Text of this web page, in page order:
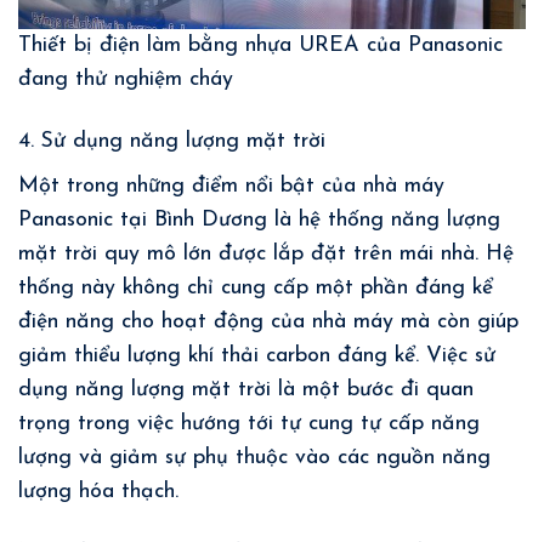
Thiết bị điện làm bằng nhựa UREA của Panasonic
đang thử nghiệm cháy
4. Sử dụng năng lượng mặt trời
Một trong những điểm nổi bật của nhà máy
Panasonic tại Bình Dương là hệ thống năng lượng
mặt trời quy mô lớn được lắp đặt trên mái nhà. Hệ
thống này không chỉ cung cấp một phần đáng kể
điện năng cho hoạt động của nhà máy mà còn giúp
giảm thiểu lượng khí thải carbon đáng kể. Việc sử
dụng năng lượng mặt trời là một bước đi quan
trọng trong việc hướng tới tự cung tự cấp năng
lượng và giảm sự phụ thuộc vào các nguồn năng
lượng hóa thạch.